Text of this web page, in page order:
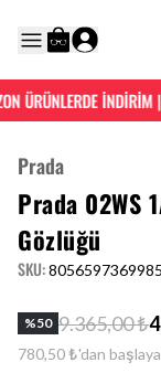
ÜRÜNLERDE İNDİRİM |
Prada
Prada 02WS
Gözlüğü
SKU:8056597369985
%50 9.365,00 ₺
780,50 ₺'dan